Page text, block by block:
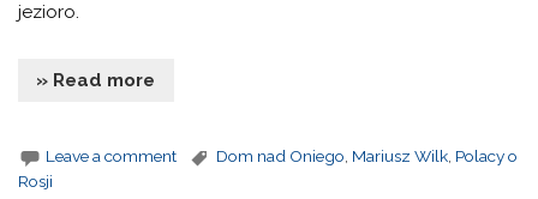
jezioro.
» Read more
Leave a comment Dom nad Oniego Mariusz Wilk Polacy o
Rosji